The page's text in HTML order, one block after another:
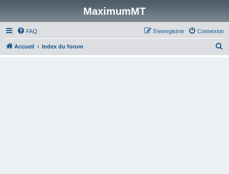
MaximumMT
FAQ Connexion
S’enregistrer
Accueil Index du forum